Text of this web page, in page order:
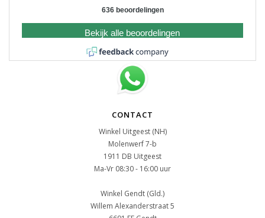
636 beoordelingen
Bekijk alle beoordelingen
CONTACT
Winkel Uitgeest (NH)
Molenwerf 7-b
1911 DB Uitgeest
Ma-Vr 08:30 - 16:00 uur
Winkel Gendt (Gld.)
Willem Alexanderstraat 5